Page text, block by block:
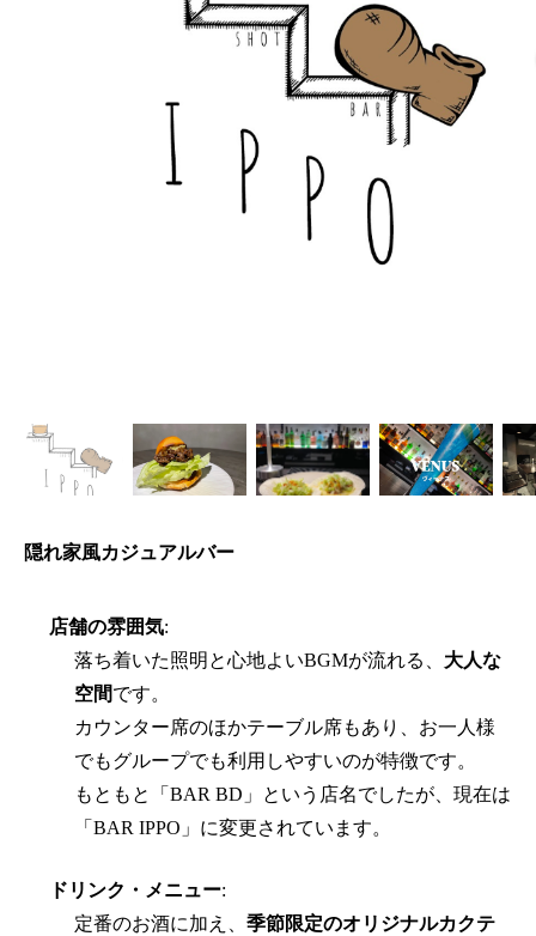
隠れ家風カジュアルバー
店舗の雰囲気:
落ち着いた照明と心地よいBGMが流れる、 大人な
空間です。
カウンター席のほかテーブル席もあり、お一人様
でもグループでも利用しやすいのが特徴です。
もともと「BAR BD」という店名でしたが、現在は
「BAR IPPO」に変更されています。
ドリンク・メニュー:
定番のお酒に加え、 季節限定のオリジナルカクテ